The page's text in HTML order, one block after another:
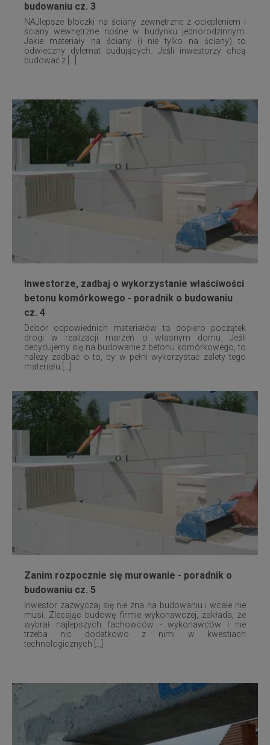
budowaniu cz. 3
NAJlepsze bloczki na ściany zewnętrzne z ociepleniem i
ściany wewnętrzne nośne w budynku jednorodzinnym.
Jakie materiały na ściany (i nie tylko na ściany) to
odwieczny dylemat budujących. Jeśli inwestorzy chcą
budować z [...]
Inwestorze, zadbaj o wykorzystanie właściwości
betonu komórkowego - poradnik o budowaniu
cz. 4
Dobór odpowiednich materiałów to dopiero początek
drogi w realizacji marzeń o własnym domu. Jeśli
decydujemy się na budowanie z betonu komórkowego, to
należy zadbać o to, by w pełni wykorzystać zalety tego
materiału [...]
Zanim rozpocznie się murowanie - poradnik o
budowaniu cz. 5
Inwestor zazwyczaj się nie zna na budowaniu i wcale nie
musi. Zlecając budowę firmie wykonawczej, zakłada, że
wybrał najlepszych fachowców - wykonawców i nie
trzeba nic dodatkowo z nimi w kwestiach
technologicznych [...]